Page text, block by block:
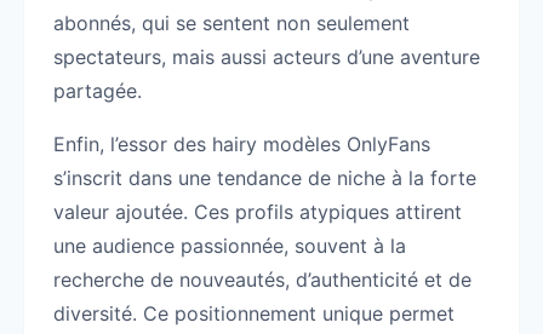
abonnés, qui se sentent non seulement
spectateurs, mais aussi acteurs d’une aventure
partagée.
Enfin, l’essor des hairy modèles OnlyFans
s’inscrit dans une tendance de niche à la forte
valeur ajoutée. Ces profils atypiques attirent
une audience passionnée, souvent à la
recherche de nouveautés, d’authenticité et de
diversité. Ce positionnement unique permet